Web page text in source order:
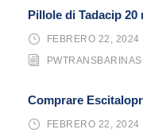
Pillole di Tadacip
FEBRERO 22, 2024
Comprare
FEBRERO 22, 2024